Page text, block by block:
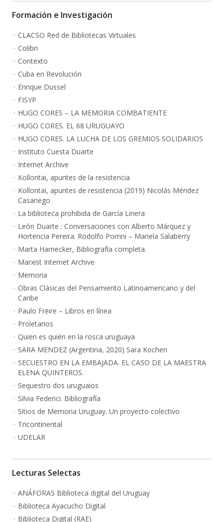
Formación e Investigación
CLACSO Red de Bibliotecas Virtuales
Colibri
Contexto
Cuba en Revolución
Enrique Dussel
FISYP
HUGO CORES – LA MEMORIA COMBATIENTE
HUGO CORES. EL 68 URUGUAYO
HUGO CORES. LA LUCHA DE LOS GREMIOS SOLIDARIOS
Instituto Cuesta Duarte
Internet Archive
Kollontai, apuntes de la resistencia
Kollontai, apuntes de resistencia (2019) Nicolás Méndez
Casariego
La biblioteca prohibida de García Linera
León Duarte : Conversaciones con Alberto Márquez y
Hortencia Pereira. Rodolfo Porrini – Mariela Salaberry
Marta Harnecker, Bibliografía completa.
Marxist Internet Archive
Memoria
Obras Clásicas del Pensamiento Latinoamericano y del
Caribe
Paulo Freire – Libros en línea
Proletarios
Quien es quién en la rosca uruguaya
SARA MENDEZ (Argentina, 2020) Sara Kochen
SECUESTRO EN LA EMBAJADA. EL CASO DE LA MAESTRA
ELENA QUINTEROS.
Sequestro dos uruguaios
Silvia Federici. Bibliografía
Sitios de Memoria Uruguay. Un proyecto colectivo
Tricontinental
UDELAR
Lecturas Selectas
ANÁFORAS Biblioteca digital del Uruguay
Biblioteca Ayacucho Digital
Biblioteca Digital (RAE)